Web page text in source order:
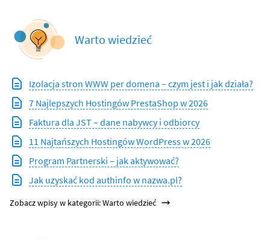
Warto wiedzieć
Izolacja stron WWW per domena – czym jest i jak działa?
7 Najlepszych Hostingów PrestaShop w 2026
Faktura dla JST – dane nabywcy i odbiorcy
11 Najtańszych Hostingów WordPress w 2026
Program Partnerski – jak aktywować?
Jak uzyskać kod authinfo w nazwa.pl?
Zobacz wpisy w kategorii: Warto wiedzieć